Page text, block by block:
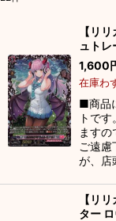
並び順:
【リ
ュト
1,600
在庫わ
■商品
トで
ます
ご遠
が、店
【リ
ター